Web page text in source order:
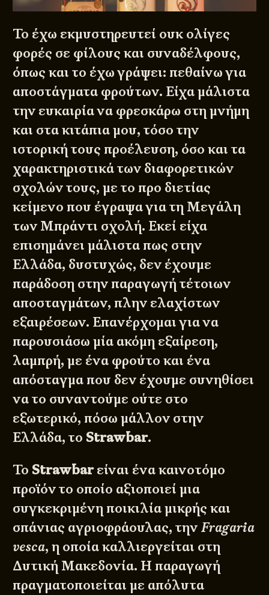
Το έχω εκμυστηρευτεί ουκ ολίγες
φορές σε φίλους και συναδέλφους,
όπως και το έχω γράψει: πεθαίνω για
αποστάγματα φρούτων. Είχα μάλιστα
την ευκαιρία να φρεσκάρω στη μνήμη
και στα κιτάπια μου, τόσο την
ιστορική τους προέλευση, όσο και τα
χαρακτηριστικά των διαφορετικών
σχολών τους, με το προ διετίας
κείμενο που έγραψα για τη Μεγάλη
των Μπράντι σχολή. Εκεί είχα
επισημάνει μάλιστα πως στην
Ελλάδα, δυστυχώς, δεν έχουμε
παράδοση στην παραγωγή τέτοιων
αποσταγμάτων, πλην ελαχίστων
εξαιρέσεων. Επανέρχομαι για να
παρουσιάσω μία ακόμη εξαίρεση,
λαμπρή, με ένα φρούτο και ένα
απόσταγμα που δεν έχουμε συνηθίσει
να το συναντούμε ούτε στο
εξωτερικό, πόσω μάλλον στην
Ελλάδα, το Strawbar.
Το Strawbarείναι ένα καινοτόμο
προϊόν το οποίο αξιοποιεί μια
συγκεκριμένη ποικιλία μικρής και
σπάνιας αγριοφράουλας, την Fragaria
vesca, η οποία καλλιεργείται στη
Δυτική Μακεδονία. Η παραγωγή
πραγματοποιείται με απόλυτα